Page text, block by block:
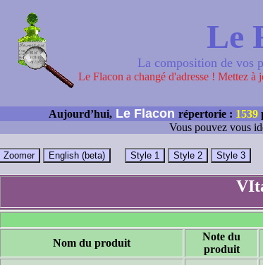
Le
La composition de vos
Le Flacon a changé d'adresse ! Mettez à
Aujourd’hui, Le Flacon répertorie : 1539
Vous pouvez vous
Nom du produit
Note du
produit